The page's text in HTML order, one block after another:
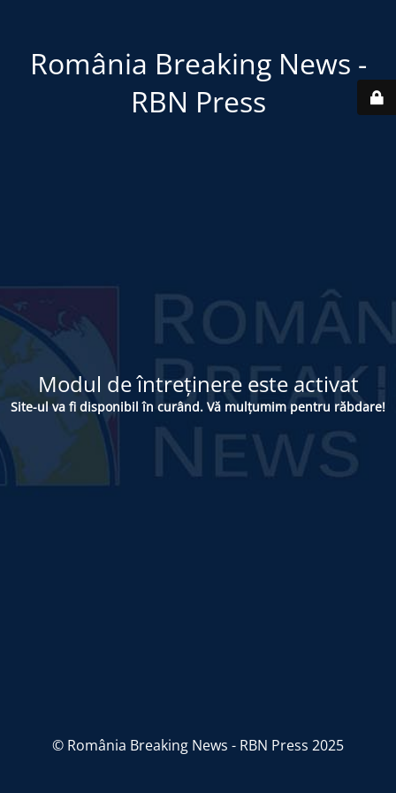
România Breaking News -
RBN Press
Modul de întreținere este activat
Site-ul va fi disponibil în curând. Vă mulțumim pentru răbdare!
© România Breaking News - RBN Press 2025